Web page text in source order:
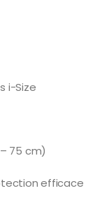
i-Size
75 cm)
efficace